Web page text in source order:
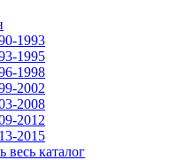
1993
1995
1998
2002
2008
2012
2015
весь каталог